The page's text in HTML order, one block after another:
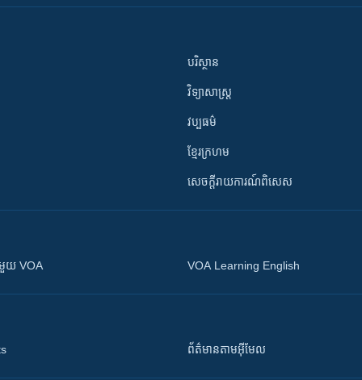
បរិស្ថាន
វិទ្យាសាស្រ្ត
វប្បធម៌
ខ្មែរក្រហម
សេចក្តីរាយការណ៍ពិសេស
មួយ VOA VOA Learning English
ព័ត៌មាន​តាម​អ៊ីមែល